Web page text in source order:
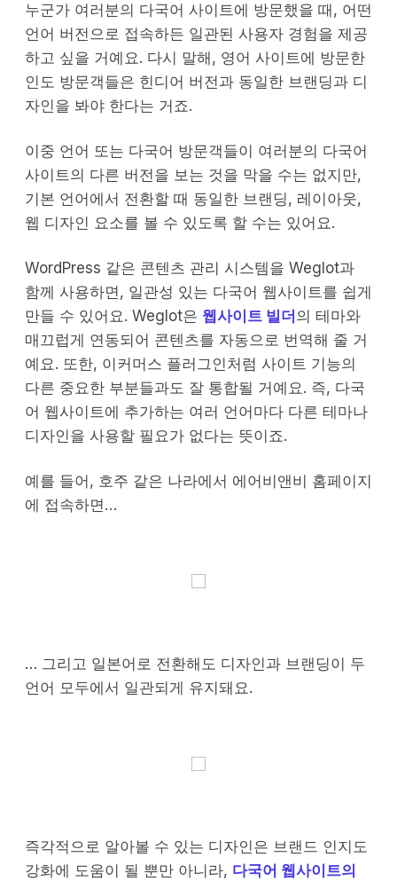
누군가 여러분의 다국어 사이트에 방문했을 때, 어떤
언어 버전으로 접속하든 일관된 사용자 경험을 제공
하고 싶을 거예요. 다시 말해, 영어 사이트에 방문한
인도 방문객들은 힌디어 버전과 동일한 브랜딩과 디
자인을 봐야 한다는 거죠.
이중 언어 또는 다국어 방문객들이 여러분의 다국어
사이트의 다른 버전을 보는 것을 막을 수는 없지만,
기본 언어에서 전환할 때 동일한 브랜딩, 레이아웃,
웹 디자인 요소를 볼 수 있도록 할 수는 있어요.
WordPress 같은 콘텐츠 관리 시스템을 Weglot과
함께 사용하면, 일관성 있는 다국어 웹사이트를 쉽게
만들 수 있어요. Weglot은 웹사이트 빌더 의 테마와
매끄럽게 연동되어 콘텐츠를 자동으로 번역해 줄 거
예요. 또한, 이커머스 플러그인처럼 사이트 기능의
다른 중요한 부분들과도 잘 통합될 거예요. 즉, 다국
어 웹사이트에 추가하는 여러 언어마다 다른 테마나
디자인을 사용할 필요가 없다는 뜻이죠.
예를 들어, 호주 같은 나라에서 에어비앤비 홈페이지
에 접속하면…
… 그리고 일본어로 전환해도 디자인과 브랜딩이 두
언어 모두에서 일관되게 유지돼요.
즉각적으로 알아볼 수 있는 디자인은 브랜드 인지도
강화에 도움이 될 뿐만 아니라, 다국어 웹사이트의